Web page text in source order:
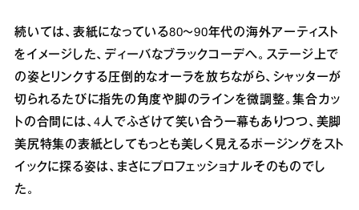
続いては、表紙になっている80〜90年代の海外アーティスト
をイメージした、ディーバなブラックコーデへ。ステージ上で
の姿とリンクする圧倒的なオーラを放ちながら、シャッターが
切られるたびに指先の角度や脚のラインを微調整。集合カッ
トの合間には、4人でふざけて笑い合う一幕もありつつ、美脚
美尻特集の表紙としてもっとも美しく見えるポージングをスト
イックに探る姿は、まさにプロフェッショナルそのものでし
た。